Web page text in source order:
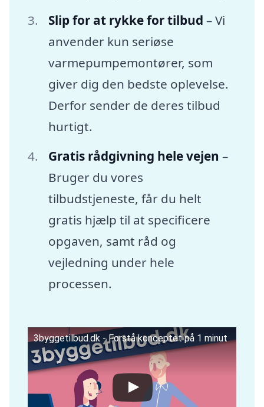
Slip for at rykke for tilbud – Vi
anvender kun seriøse
varmepumpemontører, som
giver dig den bedste oplevelse.
Derfor sender de deres tilbud
hurtigt.
Gratis rådgivning hele vejen –
Bruger du vores
tilbudstjeneste, får du helt
gratis hjælp til at specificere
opgaven, samt råd og
vejledning under hele
processen.
3byggetilbud.dk - Forstå konceptet på 1 minut